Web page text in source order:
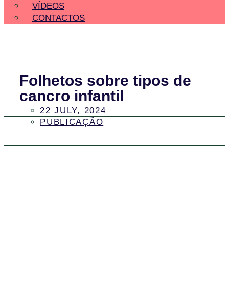
VÍDEOS
CONTACTOS
Folhetos sobre tipos de
cancro infantil
22 JULY, 2024
PUBLICAÇÃO